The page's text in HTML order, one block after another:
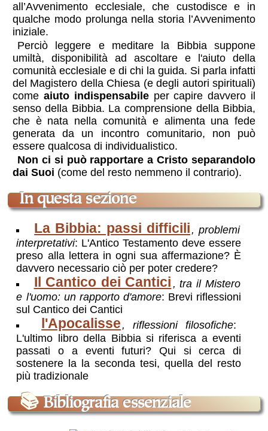
all’Avvenimento ecclesiale, che custodisce e in
qualche modo prolunga nella storia l’Avvenimento
iniziale.
Perciò leggere e meditare la Bibbia suppone
umiltà, disponibilità ad ascoltare e l'aiuto della
comunità ecclesiale e di chi la guida. Si parla infatti
del Magistero della Chiesa (e degli autori spirituali)
come aiuto indispensabileper capire davvero il
senso della Bibbia. La comprensione della Bibbia,
che è nata nella comunità e alimenta una fede
generata da un incontro comunitario, non può
essere qualcosa di individualistico.
Non ci si può rapportare a Cristo separandolo
dai Suoi (come del resto nemmeno il contrario).
in questa sezione
La Bibbia: passi difficili , problemi
interpretativi: L'Antico Testamento deve essere
preso alla lettera in ogni sua affermazione? È
davvero necessario ciò per poter credere?
Il Cantico dei Cantici , tra il Mistero
e l'uomo: un rapporto d'amore: Brevi riflessioni
sul Cantico dei Cantici
l'Apocalisse , riflessioni filosofiche:
L'ultimo libro della Bibbia si riferisca a eventi
passati o a eventi futuri? Qui si cerca di
sostenere la la seconda tesi, quella del resto
più tradizionale
📚 Bibliografia essenziale